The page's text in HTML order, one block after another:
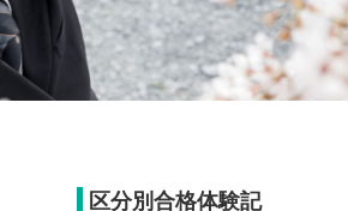
区分別合格体験記